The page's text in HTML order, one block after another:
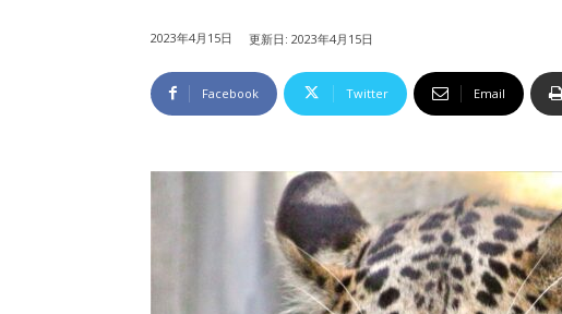
2023年4月15日 更新日: 2023年4月15日
Facebook Twitter Email